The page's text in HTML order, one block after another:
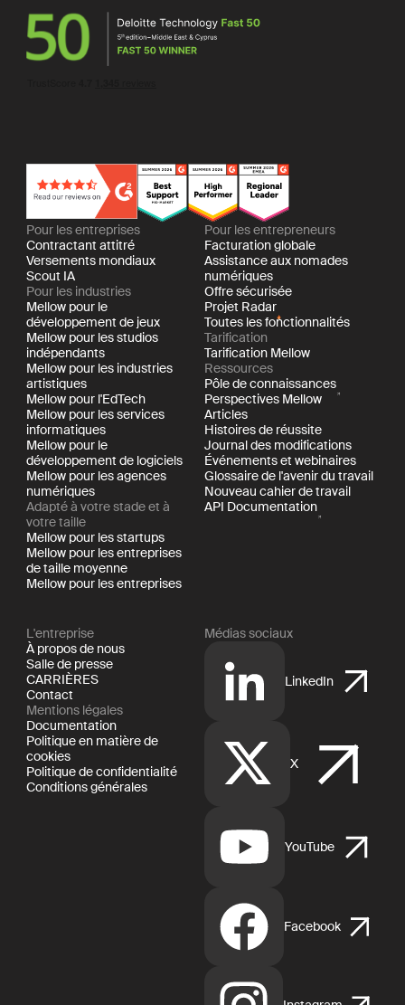
Pour les entreprises
Contractant attitré
Versements mondiaux
Scout IA
Pour les industries
Mellow pour le
développement de jeux
Mellow pour les studios
indépendants
Mellow pour les industries
artistiques
Mellow pour l'EdTech
Mellow pour les services
informatiques
Mellow pour le
développement de logiciels
Mellow pour les agences
numériques
Adapté à votre stade et à
votre taille
Mellow pour les startups
Mellow pour les entreprises
de taille moyenne
Mellow pour les entreprises
Pour les entrepreneurs
Facturation globale
Assistance aux nomades
numériques
Offre sécurisée
Projet Radar
Toutes les fonctionnalités
Tarification
Tarification Mellow
Ressources
Pôle de connaissances
Perspectives Mellow
Articles
Histoires de réussite
Journal des modifications
Événements et webinaires
Glossaire de l'avenir du travail
Nouveau cahier de travail
API Documentation
L'entreprise
À propos de nous
Salle de presse
CARRIÈRES
Contact
Mentions légales
Documentation
Politique en matière de
cookies
Politique de confidentialité
Conditions générales
Médias sociaux
LinkedIn
X
YouTube
Facebook